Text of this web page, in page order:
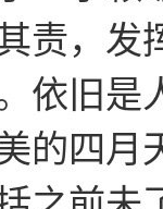
责，发
依旧是
的四月